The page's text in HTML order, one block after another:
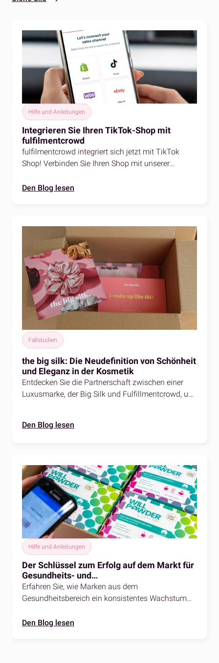
Hilfe und Anleitungen
Integrieren Sie Ihren TikTok-Shop mit
fulfilmentcrowd
fulfilmentcrowd integriert sich jetzt mit TikTok
Shop! Verbinden Sie Ihren Shop mit unserer
perfekt kommissionieren, verpacken und
Den Blog lesen
Fallstudien
the big silk: Die Neudefinition von Schönheit
und Eleganz in der Kosmetik
Entdecken Sie die Partnerschaft zwischen einer
Luxusmarke, der Big Silk und Fulfillmentcrowd, und
Den Blog lesen
Hilfe und Anleitungen
Der Schlüssel zum Erfolg auf dem Markt für
Gesundheits- und
Nahrungsergänzungsmittel
Erfahren Sie, wie Marken aus dem
Gesundheitsbereich ein konsistentes Wachstum
die Herausforderungen mit den innovativen
Den Blog lesen